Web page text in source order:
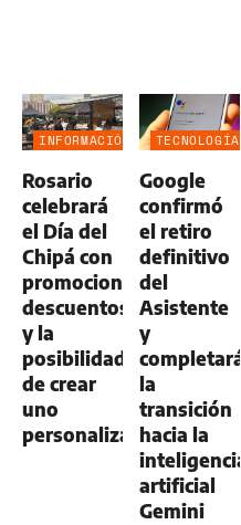
INFORMACIÓN
Rosario
celebrará
el Día del
Chipá con
promociones,
descuentos
y la
posibilidad
de crear
uno
personalizado
TECNOLOGÍA
Google
confirmó
el retiro
definitivo
del
Asistente
y
completará
la
transición
hacia la
inteligencia
artificial
Gemini